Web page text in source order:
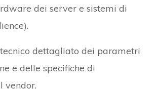
dei server e sistemi di
dettagliato dei parametri
e delle specifiche di
vendor.